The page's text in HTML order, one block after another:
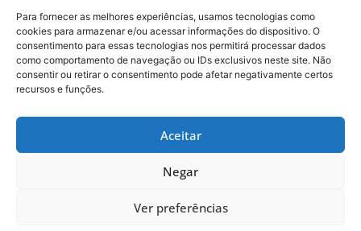
Para fornecer as melhores experiências, usamos tecnologias como
cookies para armazenar e/ou acessar informações do dispositivo. O
consentimento para essas tecnologias nos permitirá processar dados
como comportamento de navegação ou IDs exclusivos neste site. Não
consentir ou retirar o consentimento pode afetar negativamente certos
recursos e funções.
Aceitar
Negar
Ver preferências
Protocolo, dentro do que foi proposto e pedido
pela Prefeitura de Florianópolis, temos toda a
nossa população testada e negativa. O Avaí foi
pioneiro na testagem de seu grupo. Portanto,
temos a plena certeza de que estamos
preparados e com segurança”, disse Funchal.
COMPARTILHE ESSA NOTÍCIA
MAIS NOTÍCIAS